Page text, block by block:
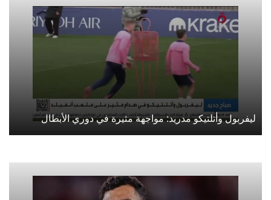
ليفربول وأتلتيكو مدريد: مواجهة مثيرة في دوري الأبطال